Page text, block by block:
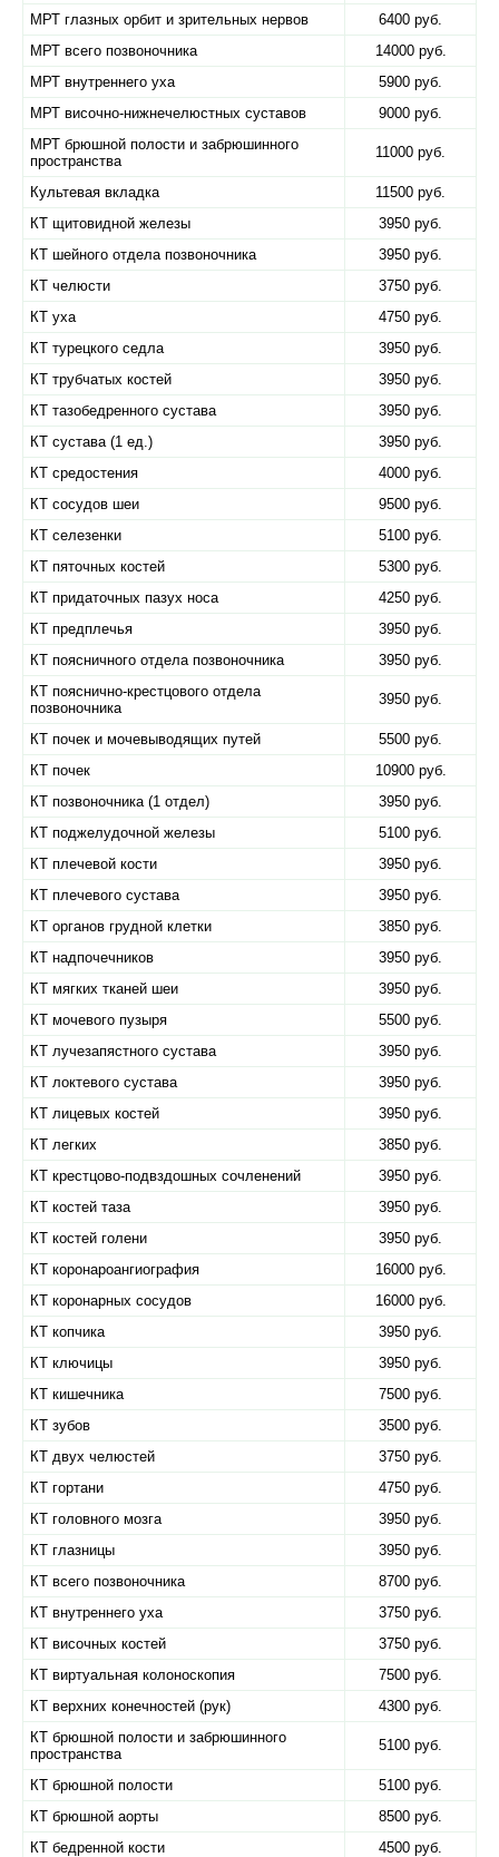
МРТ глазных орбит и зрительных нервов
6400 руб.
МРТ всего позвоночника
14000 руб.
МРТ внутреннего уха
5900 руб.
МРТ височно-нижнечелюстных суставов
9000 руб.
МРТ брюшной полости и забрюшинного
пространства
11000 руб.
Культевая вкладка
11500 руб.
КТ щитовидной железы
3950 руб.
КТ шейного отдела позвоночника
3950 руб.
КТ челюсти
3750 руб.
КТ уха
4750 руб.
КТ турецкого седла
3950 руб.
КТ трубчатых костей
3950 руб.
КТ тазобедренного сустава
3950 руб.
КТ сустава (1 ед.)
3950 руб.
КТ средостения
4000 руб.
КТ сосудов шеи
9500 руб.
КТ селезенки
5100 руб.
КТ пяточных костей
5300 руб.
КТ придаточных пазух носа
4250 руб.
КТ предплечья
3950 руб.
КТ поясничного отдела позвоночника
3950 руб.
КТ пояснично-крестцового отдела
позвоночника
3950 руб.
КТ почек и мочевыводящих путей
5500 руб.
КТ почек
10900 руб.
КТ позвоночника (1 отдел)
3950 руб.
КТ поджелудочной железы
5100 руб.
КТ плечевой кости
3950 руб.
КТ плечевого сустава
3950 руб.
КТ органов грудной клетки
3850 руб.
КТ надпочечников
3950 руб.
КТ мягких тканей шеи
3950 руб.
КТ мочевого пузыря
5500 руб.
КТ лучезапястного сустава
3950 руб.
КТ локтевого сустава
3950 руб.
КТ лицевых костей
3950 руб.
КТ легких
3850 руб.
КТ крестцово-подвздошных сочленений
3950 руб.
КТ костей таза
3950 руб.
КТ костей голени
3950 руб.
КТ коронароангиография
16000 руб.
КТ коронарных сосудов
16000 руб.
КТ копчика
3950 руб.
КТ ключицы
3950 руб.
КТ кишечника
7500 руб.
КТ зубов
3500 руб.
КТ двух челюстей
3750 руб.
КТ гортани
4750 руб.
КТ головного мозга
3950 руб.
КТ глазницы
3950 руб.
КТ всего позвоночника
8700 руб.
КТ внутреннего уха
3750 руб.
КТ височных костей
3750 руб.
КТ виртуальная колоноскопия
7500 руб.
КТ верхних конечностей (рук)
4300 руб.
КТ брюшной полости и забрюшинного
пространства
5100 руб.
КТ брюшной полости
5100 руб.
КТ брюшной аорты
8500 руб.
КТ бедренной кости
4500 руб.